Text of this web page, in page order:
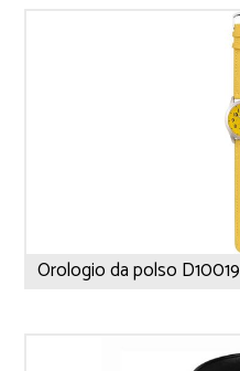
Orologio da polso D10019